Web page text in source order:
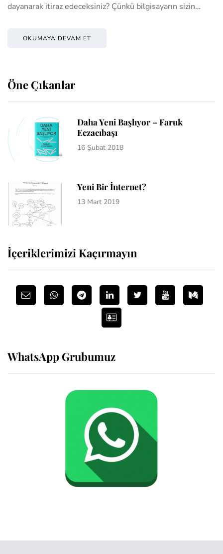
dayanarak itiraz edeceksiniz? Çünkü bilgisayarın sizin…
OKUMAYA DEVAM ET
Öne Çıkanlar
Daha Yeni Başlıyor – Faruk
Eczacıbaşı
16 Şubat 2018
Yeni Bir İnternet?
13 Mart 2019
İçeriklerimizi Kaçırmayın
WhatsApp Grubumuz